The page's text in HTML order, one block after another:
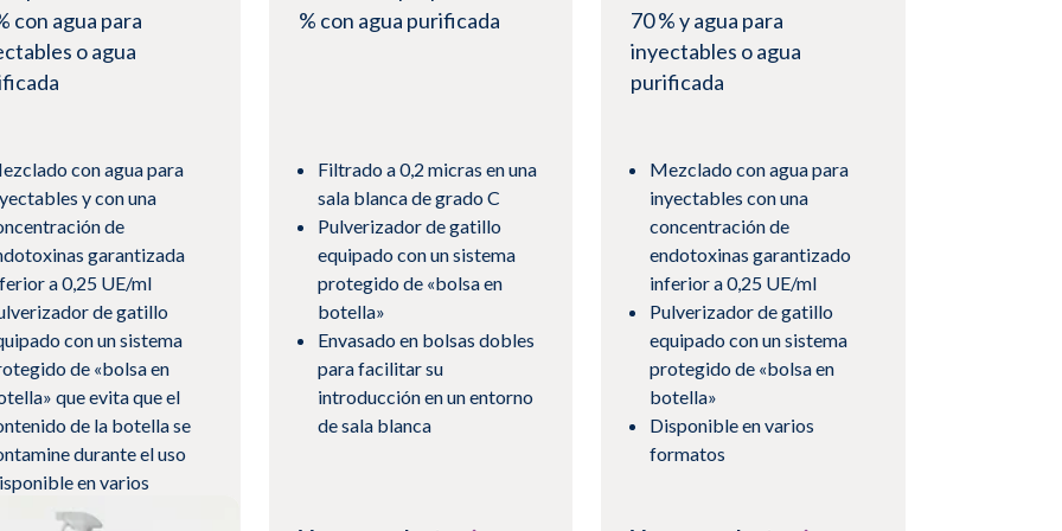
con agua para
o agua
con agua para
y con una
de
garantizada
a 0,25 UE/ml
de gatillo
con un sistema
de «bolsa en
que evita que el
de la botella se
durante el uso
en varios
% con agua purificada
Filtrado a 0,2 micras en una
sala blanca de grado C
Pulverizador de gatillo
equipado con un sistema
protegido de «bolsa en
botella»
Envasado en bolsas dobles
para facilitar su
introducción en un entorno
de sala blanca
70 % y agua para
inyectables o agua
purificada
Mezclado con agua para
inyectables con una
concentración de
endotoxinas garantizado
inferior a 0,25 UE/ml
Pulverizador de gatillo
equipado con un sistema
protegido de «bolsa en
botella»
Disponible en varios
formatos